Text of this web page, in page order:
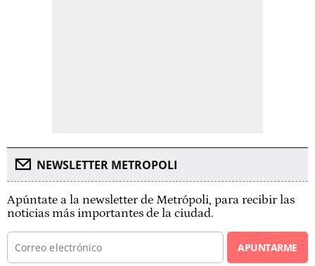
NEWSLETTER METROPOLI
Apúntate a la newsletter de Metrópoli, para recibir las
noticias más importantes de la ciudad.
APUNTARME